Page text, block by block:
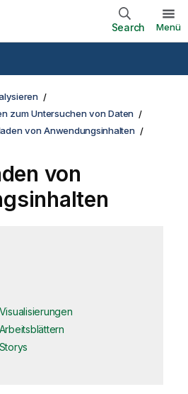
Search Menü
zum Untersuchen von Daten
von Anwendungsinhalten
von